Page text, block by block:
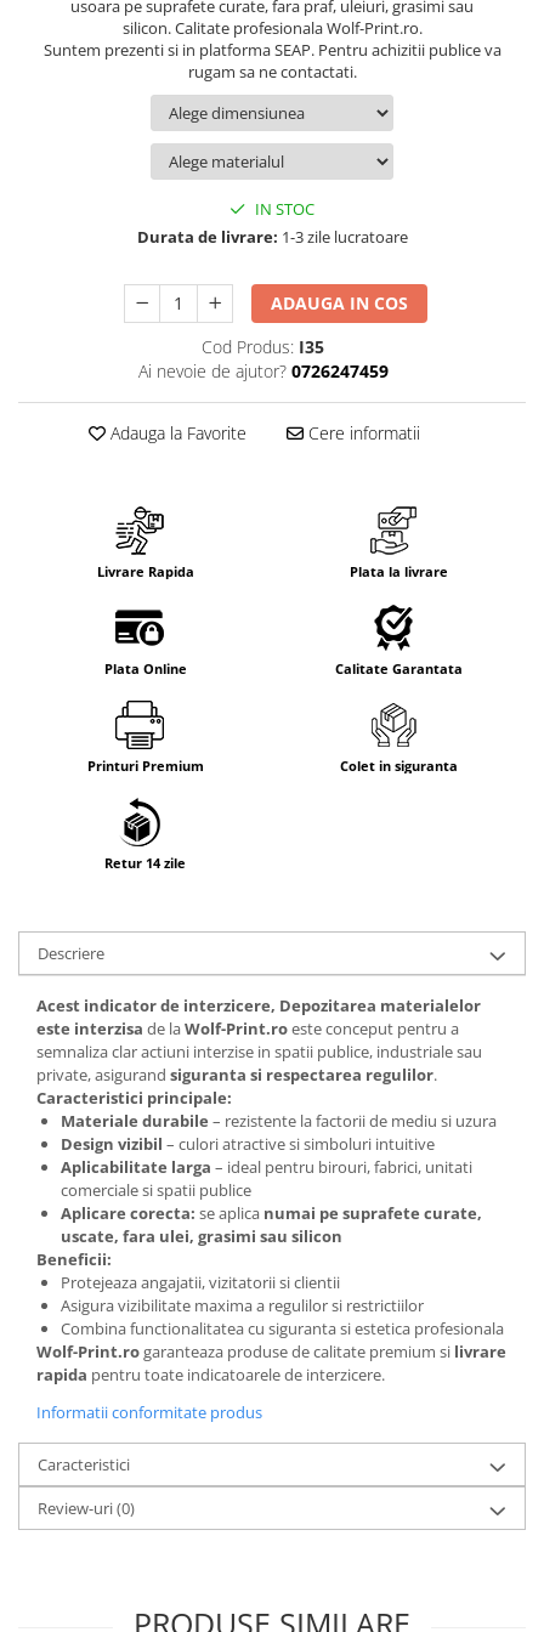
Indicatoare de Securitate
Indicatoare de Avertizare
Indicatoare de Interzicere
Indicatoare de Obligativitate
usoara pe suprafete curate, fara praf, uleiuri, grasimi sau
silicon. Calitate profesionala Wolf-Print.ro.
Suntem prezenti si in platforma SEAP. Pentru achizitii publice va
rugam sa ne contactati.
IN STOC
Durata de livrare: 1-3 zile lucratoare
ADAUGA IN COS
Cod Produs: I35
Ai nevoie de ajutor? 0726247459
Adauga la Favorite Cere informatii
Livrare Rapida Plata la livrare
Plata Online Calitate Garantata
Printuri Premium Colet in siguranta
Retur 14 zile
Descriere
Acest indicator de interzicere, Depozitarea materialelor
este interzisa de laWolf-Print.roeste conceput pentru a
semnaliza clar actiuni interzise in spatii publice, industriale sau
private, asigurand siguranta si respectarea regulilor.
Caracteristici principale:
Materiale durabile – rezistente la factorii de mediu si uzura
Design vizibil – culori atractive si simboluri intuitive
Aplicabilitate larga – ideal pentru birouri, fabrici, unitati
comerciale si spatii publice
Aplicare corecta: se aplica numai pe suprafete curate,
uscate, fara ulei, grasimi sau silicon
Beneficii:
Protejeaza angajatii, vizitatorii si clientii
Asigura vizibilitate maxima a regulilor si restrictiilor
Combina functionalitatea cu siguranta si estetica profesionala
Wolf-Print.rogaranteaza produse de calitate premium si livrare
rapida pentru toate indicatoarele de interzicere.
Informatii conformitate produs
Caracteristici
Review-uri(0)
PRODUSE SIMILARE